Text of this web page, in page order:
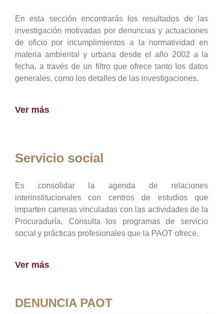
En esta sección encontrarás los resultados de las
investigación motivadas por denuncias y actuaciones
de oficio por incumplimientos a la normatividad en
materia ambiental y urbana desde el año 2002 a la
fecha, a través de un filtro que ofrece tanto los datos
generales, como los detalles de las investigaciones.
Ver más
Servicio social
Es consolidar la agenda de relaciones
interinstitucionales con centros de estudios que
imparten carreras vinculadas con las actividades de la
Procuraduría, Consulta los programas de servicio
social y prácticas profesionales que la PAOT ofrece.
Ver más
DENUNCIA PAOT